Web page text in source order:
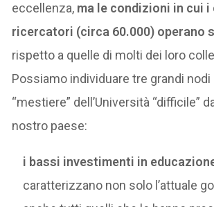
eccellenza, ma le condizioni in cui i
ricercatori (circa 60.000) operano
rispetto a quelle di molti dei loro
Possiamo individuare tre grandi nodi
“mestiere” dell’Università “difficile”
nostro paese:
i bassi investimenti in
caratterizzano non solo l’attuale